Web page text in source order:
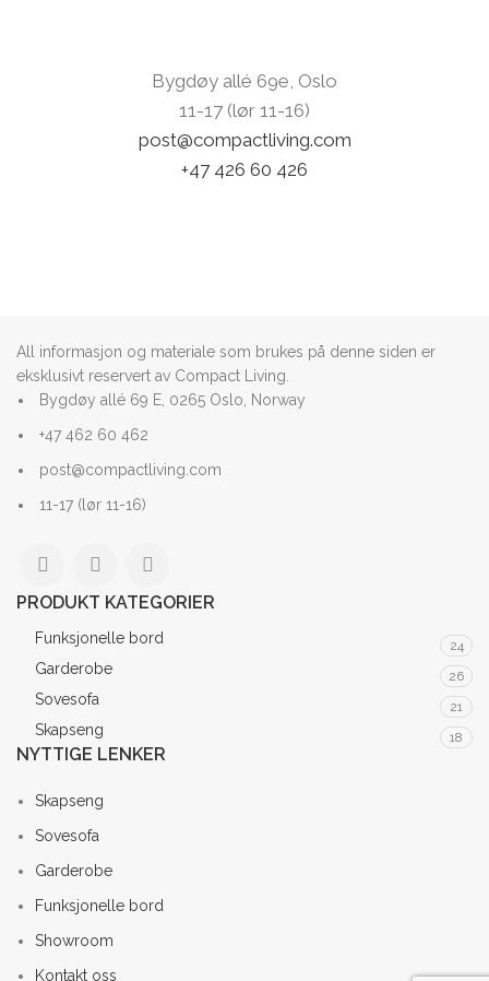
Bygdøy allé 69e, Oslo
11-17 (lør 11-16)
post@compactliving.com
+47 426 60 426
All informasjon og materiale som brukes på denne siden er
eksklusivt reservert av Compact Living.
Bygdøy allé 69 E, 0265 Oslo, Norway
+47 462 60 462
post@compactliving.com
11-17 (lør 11-16)
PRODUKT KATEGORIER
Funksjonelle bord 24
Garderobe 26
Sovesofa 21
Skapseng 18
NYTTIGE LENKER
Skapseng
Sovesofa
Garderobe
Funksjonelle bord
Showroom
Kontakt oss